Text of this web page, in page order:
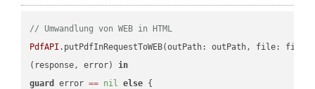
// Umwandlung von WEB in HTML
PdfAPI .putPdfInRequestToWEB(outPath: outPath, file: file.
(response, error) in
guard
error == nil else {